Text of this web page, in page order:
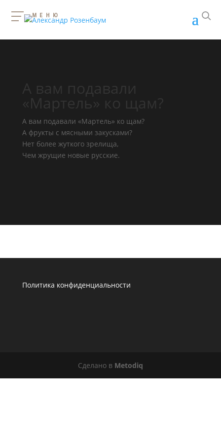
А вам подавали
«Мартель» ко щам?
А вам подавали «Мартель» ко щам?
А фрукты с мясными закусками?
Нет более жуткого зрелища,
Чем жрущие новые русские.
Политика конфиденциальности
Сделано в Metodiq
МЕНЮ